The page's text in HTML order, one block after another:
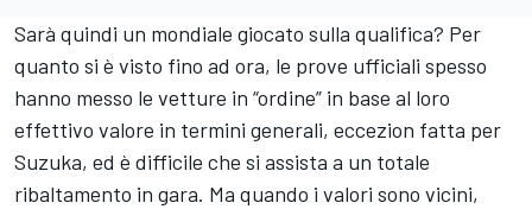
Sarà quindi un mondiale giocato sulla qualifica? Per
quanto si è visto fino ad ora, le prove ufficiali spesso
hanno messo le vetture in “ordine” in base al loro
effettivo valore in termini generali, eccezion fatta per
Suzuka, ed è difficile che si assista a un totale
ribaltamento in gara. Ma quando i valori sono vicini,